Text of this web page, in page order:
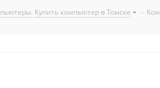
Купить компьютер в Томске -